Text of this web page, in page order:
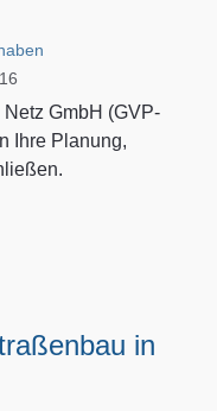
GmbH (GVP-
Ihre Planung,
in